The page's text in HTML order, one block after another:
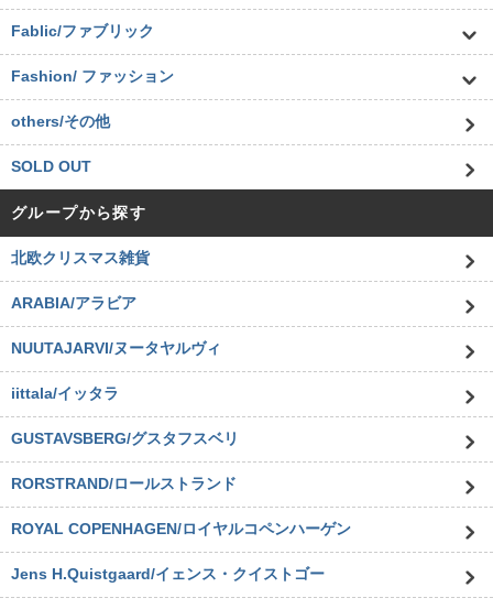
Fablic/ファブリック
Fashion/ ファッション
others/その他
SOLD OUT
グループから探す
北欧クリスマス雑貨
ARABIA/アラビア
NUUTAJARVI/ヌータヤルヴィ
iittala/イッタラ
GUSTAVSBERG/グスタフスベリ
RORSTRAND/ロールストランド
ROYAL COPENHAGEN/ロイヤルコペンハーゲン
Jens H.Quistgaard/イェンス・クイストゴー